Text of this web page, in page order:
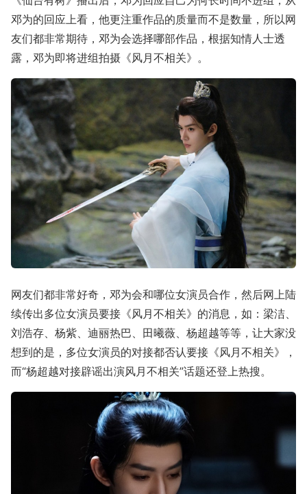
邓为的回应上看，他更注重作品的质量而不是数量，所以网
友们都非常期待，邓为会选择哪部作品，根据知情人士透
露，邓为即将进组拍摄《风月不相关》。
网友们都非常好奇，邓为会和哪位女演员合作，然后网上陆
续传出多位女演员要接《风月不相关》的消息，如：梁洁、
刘浩存、杨紫、迪丽热巴、田曦薇、杨超越等等，让大家没
想到的是，多位女演员的对接都否认要接《风月不相关》，
而“杨超越对接辟谣出演风月不相关”话题还登上热搜。